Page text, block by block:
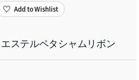
ステルペタシャムリボン
Add to Wishlist